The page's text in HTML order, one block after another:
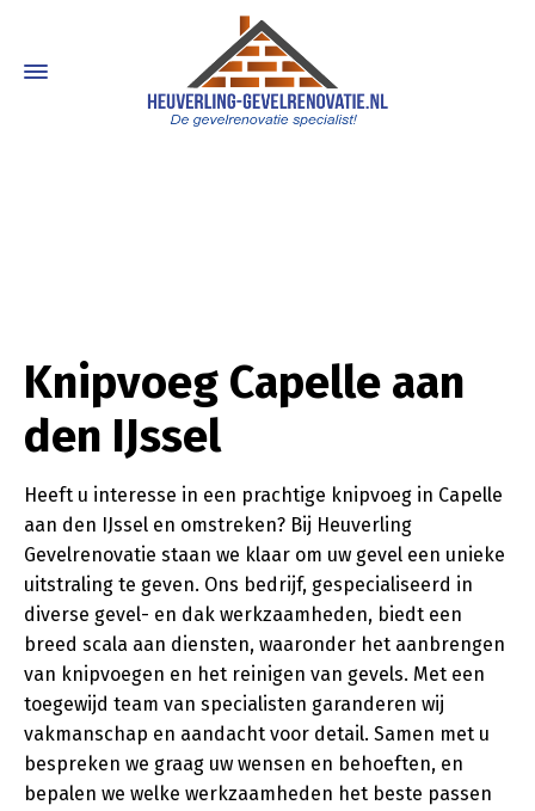
Knipvoeg Capelle aan
den IJssel
Heeft u interesse in een prachtige knipvoeg in Capelle
aan den IJssel en omstreken? Bij Heuverling
Gevelrenovatie staan we klaar om uw gevel een unieke
uitstraling te geven. Ons bedrijf, gespecialiseerd in
diverse gevel- en dak werkzaamheden, biedt een
breed scala aan diensten, waaronder het aanbrengen
van knipvoegen en het reinigen van gevels. Met een
toegewijd team van specialisten garanderen wij
vakmanschap en aandacht voor detail. Samen met u
bespreken we graag uw wensen en behoeften, en
bepalen we welke werkzaamheden het beste passen